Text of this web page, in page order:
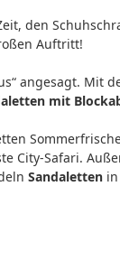
den
Auftritt!
angesagt. Mit
mit
City-Safari.
Sandaletten